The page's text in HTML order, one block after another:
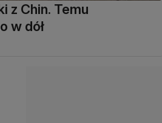
z Chin. Temu
w dół